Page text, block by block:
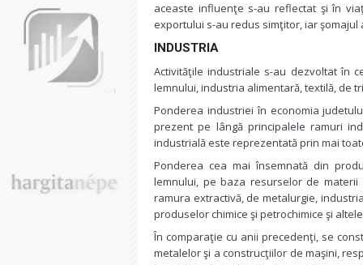
aceaste influenţe s-au reflectat şi în
exportului s-au redus simţitor, iar
INDUSTRIA
Activităţile industriale s-au dezvoltat în
lemnului, industria alimentară, textilă, de
Ponderea industriei în economia
prezent pe lângă principalele ramuri
industrială este reprezentată prin mai
Ponderea cea mai însemnată din
lemnului, pe baza resurselor de
ramura extractivă, de metalurgie,
produselor chimice şi petrochimice şi
În comparaţie cu anii precedenţi, se
metalelor şi a construcţiilor de maşini,